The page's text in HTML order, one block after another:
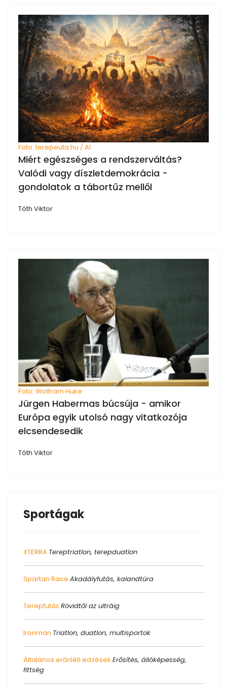
Foto: terepeuta.hu / AI
Miért egészséges a rendszerváltás?
Valódi vagy díszletdemokrácia -
gondolatok a tábortűz mellől
Tóth Viktor
Foto: Wolfram Huke
Jürgen Habermas búcsúja - amikor
Európa egyik utolsó nagy vitatkozója
elcsendesedik
Tóth Viktor
Sportágak
XTERRA Tereptriatlon, terepduatlon
Spartan Race Akadályfutás, kalandtúra
Terepfutás Rövidtől az ultráig
Ironman Triatlon, duatlon, multisportok
Általános erőnléti edzések Erősítés, állóképesség,
fittség